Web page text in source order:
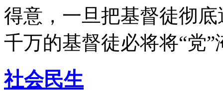
得意，一旦把基督徒彻
千万的基督徒必将将“党”
社会民生